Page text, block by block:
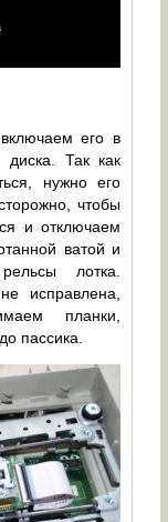
его в
диска. Так как
нужно его
чтобы
и отключаем
ватой и
лотка.
исправлена,
планки,
пассика.